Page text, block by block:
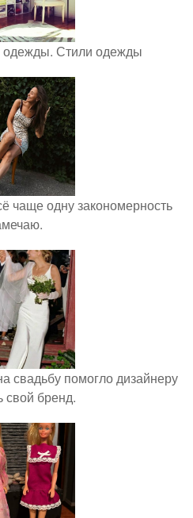
одежды. Стили одежды
чаще одну закономерность
свадьбу помогло дизайнеру
свой бренд.